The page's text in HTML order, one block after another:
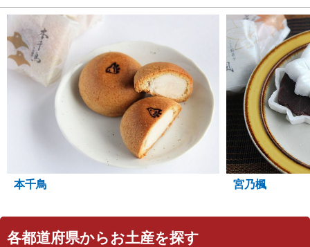
本千鳥 宮乃楓
各都道府県からお土産を探す